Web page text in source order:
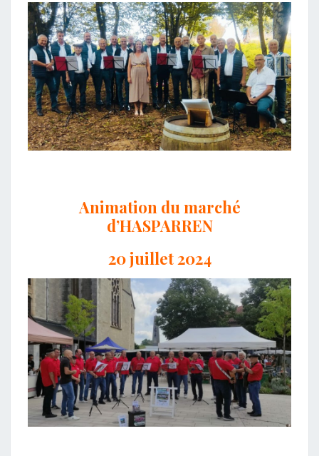
Animation du marché
d’HASPARREN
20 juillet 2024